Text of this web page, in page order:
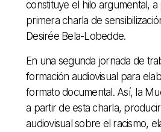
constituye el hilo argumental,
primera charla de
Desirée Bela-Lobedde.
En una segunda jornada de
formación audiovisual para
formato documental. Así, la
a partir de esta charla,
audiovisual sobre el racismo,